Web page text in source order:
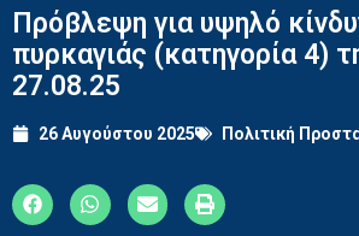
Πρόβλεψη για υψηλό
πυρκαγιάς (κατηγορία 4)
27.08.25
26 Αυγούστου 2025 Πολιτική